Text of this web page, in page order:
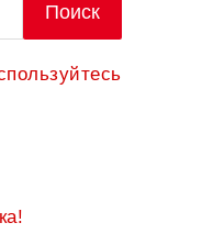
Поиск